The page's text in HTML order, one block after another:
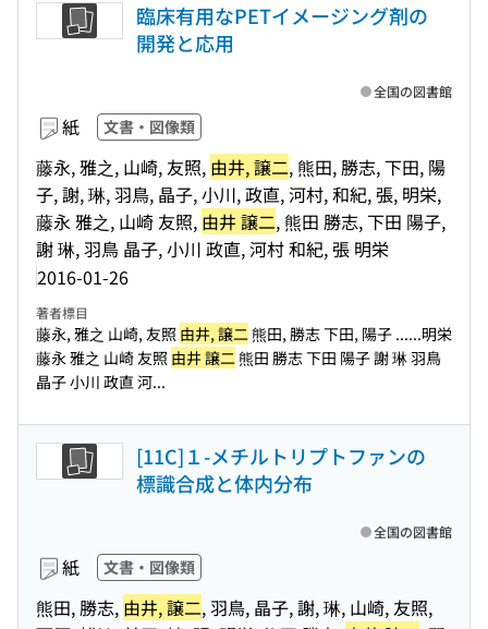
臨床有用なPETイメージング剤の
開発と応用
紙 文書・図像類
藤永, 雅之, 山崎, 友照, 由井, 譲二, 熊田, 勝志, 下田, 陽
子, 謝, 琳, 羽鳥, 晶子, 小川, 政直, 河村, 和紀, 張, 明栄,
藤永 雅之, 山崎 友照, 由井 譲二, 熊田 勝志, 下田 陽子,
謝 琳, 羽鳥 晶子, 小川 政直, 河村 和紀, 張 明栄
2016-01-26
全国の図書館
著者標目
藤永, 雅之 山崎, 友照 由井, 譲二熊田, 勝志 下田, 陽子 ......明栄
藤永 雅之 山崎 友照 由井 譲二熊田 勝志 下田 陽子 謝 琳 羽鳥
晶子 小川 政直 河...
[11C]１-メチルトリプトファンの
標識合成と体内分布
紙 文書・図像類
熊田, 勝志, 由井, 譲二, 羽鳥, 晶子, 謝, 琳, 山崎, 友照,
全国の図書館